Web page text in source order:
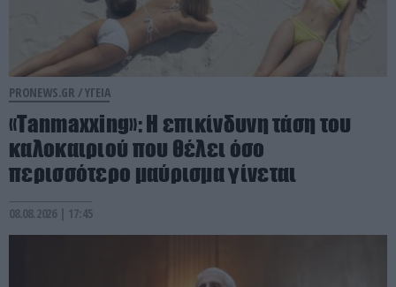
PRONEWS.GR /ΥΓΕΙΑ
«Tanmaxxing»: Η επικίνδυνη τάση του
καλοκαιριού που θέλει όσο
περισσότερο μαύρισμα γίνεται
08.08.2026 | 17:45